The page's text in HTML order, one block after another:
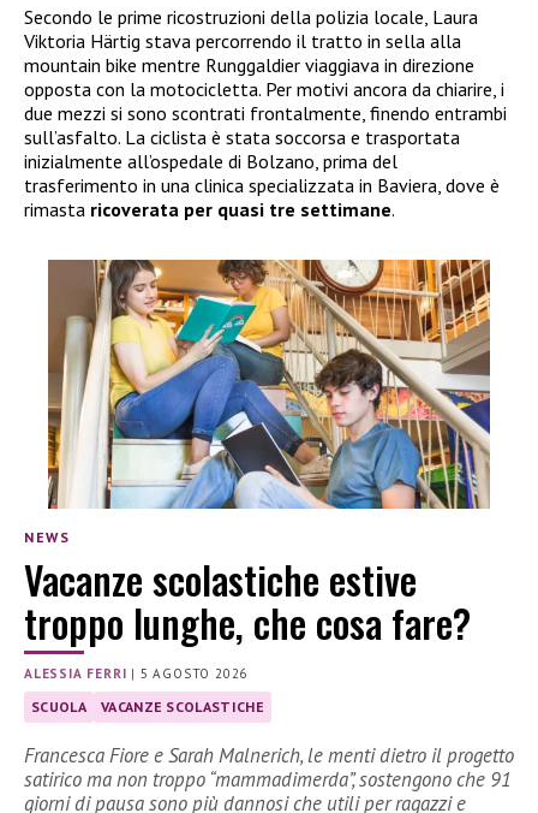
Secondo le prime ricostruzioni della polizia locale, Laura
Viktoria Härtig stava percorrendo il tratto in sella alla
mountain bike mentre Runggaldier viaggiava in direzione
opposta con la motocicletta. Per motivi ancora da chiarire, i
due mezzi si sono scontrati frontalmente, finendo entrambi
sull’asfalto. La ciclista è stata soccorsa e trasportata
inizialmente all’ospedale di Bolzano, prima del
trasferimento in una clinica specializzata in Baviera, dove è
rimasta ricoverata per quasi tre settimane.
NEWS
Vacanze scolastiche estive
troppo lunghe, che cosa fare?
ALESSIA FERRI | 5 AGOSTO 2026
SCUOLA VACANZE SCOLASTICHE
Francesca Fiore e Sarah Malnerich, le menti dietro il progetto
satirico ma non troppo “mammadimerda”, sostengono che 91
giorni di pausa sono più dannosi che utili per ragazzi e